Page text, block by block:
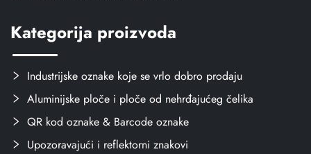
Kategorija proizvoda
Industrijske oznake koje se vrlo dobro prodaju
Aluminijske ploče i ploče od nehrđajućeg čelika
QR kod oznake & Barcode oznake
Upozoravajući i reflektorni znakovi